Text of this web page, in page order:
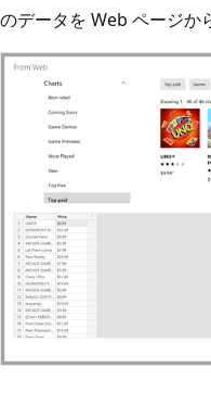
のデータを Web ページか